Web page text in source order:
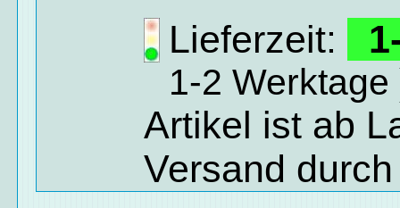
Lieferzeit:
1-2 Werktage
Artikel ist ab
Versand